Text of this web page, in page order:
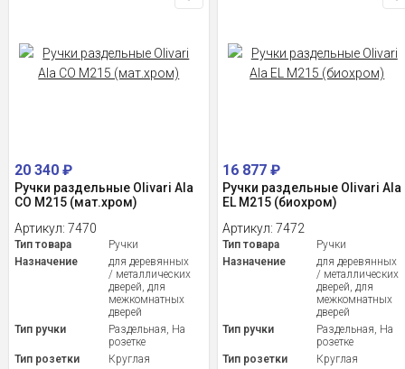
20 340 ₽
Ручки раздельные Olivari Ala
CO M215 (мат.хром)
Артикул: 7470
Тип товара
Ручки
Назначение
для деревянных
/ металлических
дверей, для
межкомнатных
дверей
Тип ручки
Раздельная, На
розетке
Тип розетки
Круглая
16 877₽
Ручки раздельные Olivari Ala
EL M215 (биохром)
Артикул:7472
Тип товара
Ручки
Назначение
для деревянных
/ металлических
дверей, для
межкомнатных
дверей
Тип ручки
Раздельная, На
розетке
Тип розетки
Круглая